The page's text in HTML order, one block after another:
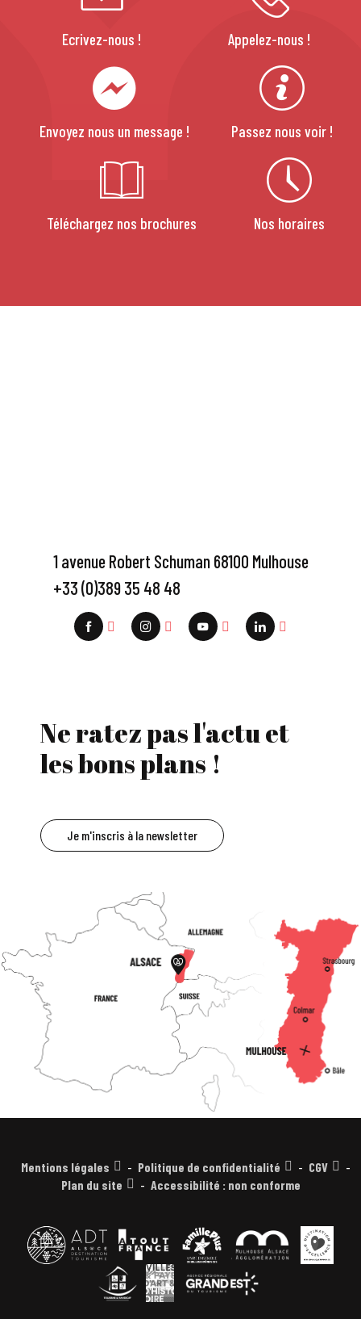
Ecrivez-nous ! Appelez-nous !
Envoyez nous un message ! Passez nous voir !
Téléchargez nos brochures Nos horaires
1 avenue Robert Schuman 68100 Mulhouse
+33 (0)389 35 48 48
Ne ratez pas l'actu et
les bons plans !
Je m'inscris à la newsletter
Mentions légales Politique de confidentialité
CGV
Plan du site
Accessibilité : non conforme